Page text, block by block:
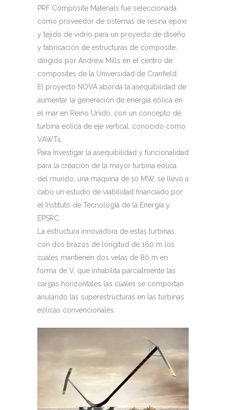
PRF Composite Materials fue seleccionada
como proveedor de sistemas de resina epoxi
y tejido de vidrio para un proyecto de diseño
y fabricación de estructuras de composite,
dirigido por Andrew Mills en el centro de
composites de la Universidad de Cranfield.
El proyecto NOVA aborda la asequibilidad de
aumentar la generación de energía eólica en
el mar en Reino Unido, con un concepto de
turbina eólica de eje vertical, conocido como
VAWTs.
Para investigar la asequibilidad y funcionalidad
para la creación de la mayor turbina eólica
del mundo, una máquina de 10 MW, se llevó a
cabo un estudio de viabilidad financiado por
el Instituto de Tecnología de la Energía y
EPSRC.
La estructura innovadora de estas turbinas,
con dos brazos de longitud de 160 m los
cuales mantienen dos velas de 80 m en
forma de V, que inhabilita parcialmente las
cargas horizontales las cuales se comportan
anulando las superestructuras en las turbinas
eólicas convencionales.